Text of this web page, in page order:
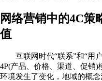
网络营销中的4C策
值
互联网时代“联系”和“用户
4P(产品、价格、渠道、促销
环境发生了变化，地域的概